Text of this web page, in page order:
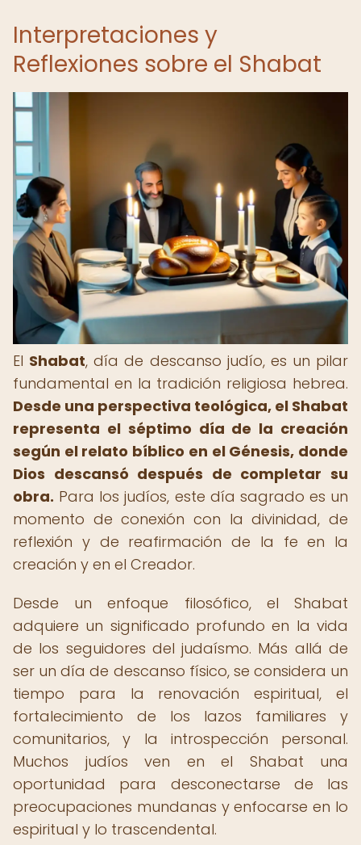
Interpretaciones y
Reflexiones sobre el Shabat
El Shabat, día de descanso judío, es un pilar
fundamental en la tradición religiosa hebrea.
Desde una perspectiva teológica, el Shabat
representa el séptimo día de la creación
según el relato bíblico en el Génesis, donde
Dios descansó después de completar su
obra. Para los judíos, este día sagrado es un
momento de conexión con la divinidad, de
reflexión y de reafirmación de la fe en la
creación y en el Creador.
Desde un enfoque filosófico, el Shabat
adquiere un significado profundo en la vida
de los seguidores del judaísmo. Más allá de
ser un día de descanso físico, se considera un
tiempo para la renovación espiritual, el
fortalecimiento de los lazos familiares y
comunitarios, y la introspección personal.
Muchos judíos ven en el Shabat una
oportunidad para desconectarse de las
preocupaciones mundanas y enfocarse en lo
espiritual y lo trascendental.